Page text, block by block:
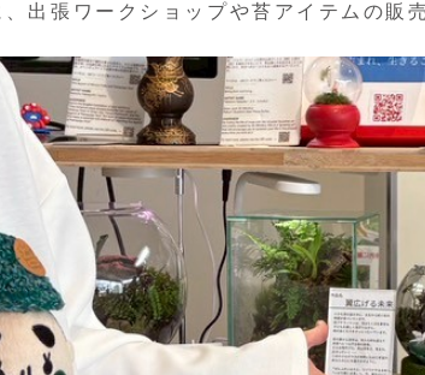
出張ワークショップや苔アイテムの販